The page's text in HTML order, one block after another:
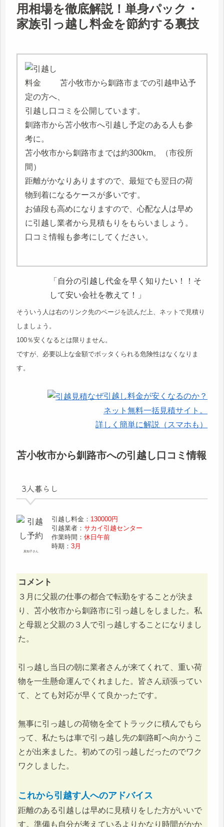
用相場を徹底解説！単身パック・
家族引っ越し料金を節約する裏技
苫小牧市から釧路市までの引越申込予
定の方へ、
引越し口コミを公開しています。
釧路市から苫小牧市へ引越し予定のある人も参
考に。
苫小牧市から釧路市までは約300km。（市役所
間）
距離がかなりありますので、最短でも翌日の荷
物到着になるケースが多いです。
お値段も高めになりますので、心配な人は早め
に引越し業者から見積もりをもらいましょう。
口コミ情報も参考にしてください。
「自分の引越し代金を早く知りたい！！そ
して安い会社を教えて！」
そういう人は右のリンク先のページを読んだ上、ネットで見積り
しましょう。
100％安くなるとは限りません。
ですが、必要以上な金額でボッタくられる危険性はなくなりま
す。
なぜ引越し料金が安くなるのか？
ネット無料一括見積サイト。
詳しく簡単に解説（スマホも）
苫小牧市から釧路市への引越し口コミ情報
3人暮らし
真知子さん
引越し料金： 130000円
引越業者：サカイ引越センター
作業時間：休日午前
時期：3月
コメント
３月に父親の仕事の都合で転勤をすることが決ま
り、苫小牧市から釧路市に引っ越しをしました。私
と母親と父親の３人で引っ越しすることになりまし
た。
引っ越し当日の朝に業者さんが来てくれて、重い荷
物を一生懸命運んでくれました。皆さん頑張ってい
て、とても対応が早くて良かったです。
無事に引っ越しの荷物を全てトラックに積んでもら
って、私たちは車で引っ越し先の釧路町へ向かうこ
とが出来ました。初めての引っ越しだったのでワク
ワクしました。
これから引越す人へのアドバイス
距離のある引越しは早めに見積りをした方がいいで
す。準備も自分が考えているよりかなり時間がかか